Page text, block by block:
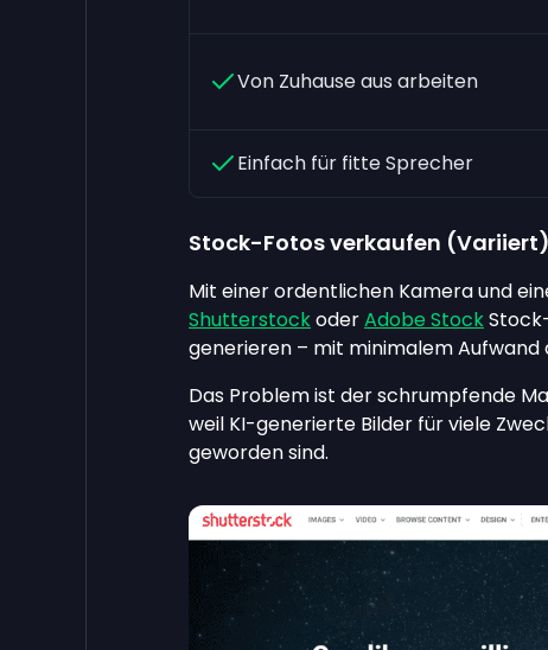
Von Zuhause aus arbeiten
Einfach für fitte Sprecher
Stock-Fotos verkaufen (Variiert)
Mit einer ordentlichen Kamera und
ShutterstockoderAdobe Stock
generieren – mit minimalem Aufwand
Das Problem ist der schrumpfende
weil KI-generierte Bilder für viele
geworden sind.